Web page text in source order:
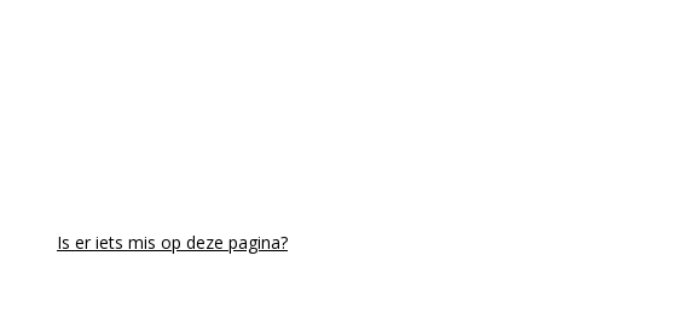
Is er iets mis op deze pagina?